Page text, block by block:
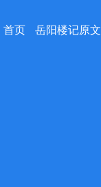
首页
岳阳楼记原文